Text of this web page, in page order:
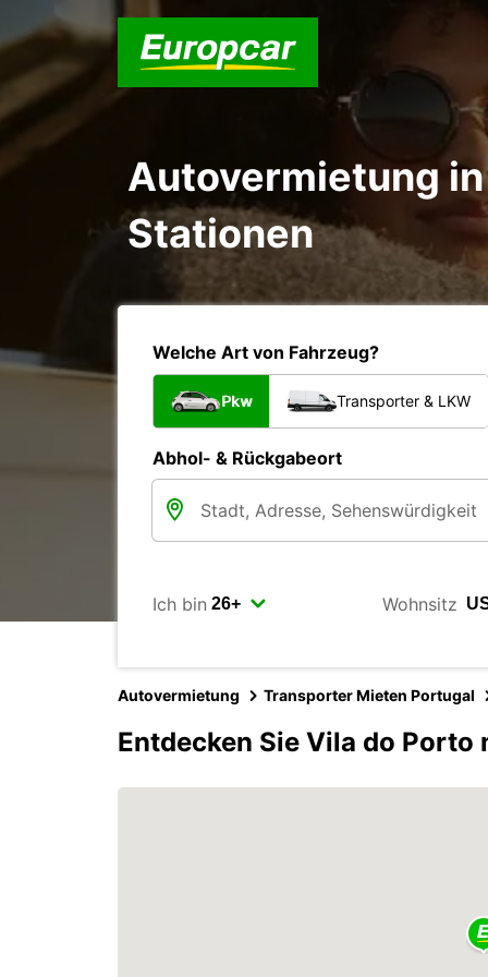
Autovermietung
Stationen
Welche Art von Fahrzeug?
Pkw Transporter & LKW
Abhol- & Rückgabeort
Ich bin Wohnsitz
Autovermietung Transporter Mieten Portugal
Entdecken Sie Vila do Porto